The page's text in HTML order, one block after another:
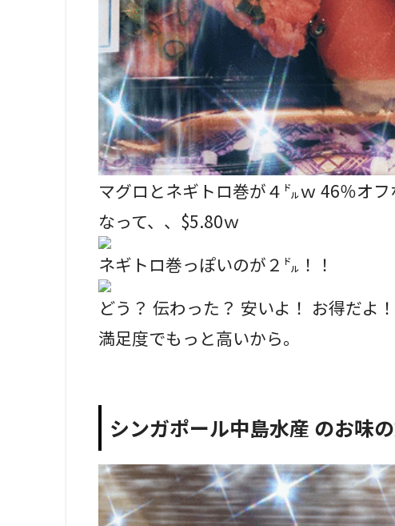
マグロとネギトロ巻が４㌦ｗ 46％オ
なって、、$5.80ｗ
ネギトロ巻っぽいのが２㌦！！
どう？ 伝わった？ 安いよ！ お得だよ
満足度でもっと高いから。
シンガポール中島水産 のお味